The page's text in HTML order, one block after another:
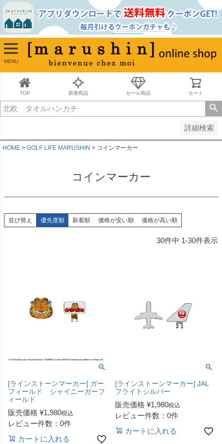
MENU
TOP 新着商品 セール商品 カート
詳細検索
並び順
新着順
古い順
価格が安い順
価格が高い順
キーワードヒット順
HOME GOLF LIFE MARUSHIN コインマーカー
コインマーカー
並び替え 優先度順 新着順 価格が安い順 価格が高い順
30件中 1-30件表示
[ラインストーンマーカー] ガー
フィールド シャイニーガーフ
ィールド
販売価格 ¥1,980税込
レビュー件数：0件
カートに入れる
[ラインストーンマーカー] JAL
フライトシルバー
販売価格 ¥1,980税込
レビュー件数：0件
カートに入れる